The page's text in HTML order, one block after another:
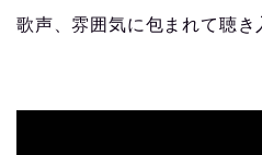
歌声、雰囲気に包まれて聴